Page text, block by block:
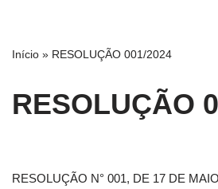
Início » RESOLUÇÃO 001/2024
RESOLUÇÃO
RESOLUÇÃO N° 001, DE 17 DE